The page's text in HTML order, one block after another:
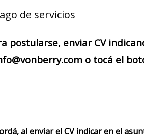
de servicios
postularse, enviar CV
o tocá el
al enviar el CV indicar en el